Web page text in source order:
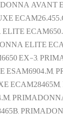
AVANT
ELITE
EX-3,